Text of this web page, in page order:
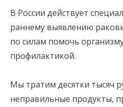
В России действует
раннему выявлению
по силам помочь
профилактикой.
Мы тратим десятки тысяч
неправильные продукты,